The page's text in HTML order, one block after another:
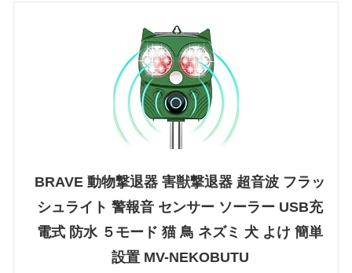
BRAVE 動物撃退器 害獣撃退器 超音波 フラッ
シュライト 警報音 センサー ソーラー USB充
電式 防水 ５モード 猫 鳥 ネズミ 犬 よけ 簡単
設置 MV-NEKOBUTU